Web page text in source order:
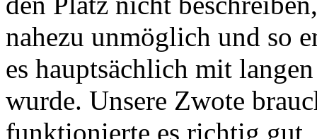
nahezu unmöglich und so
es hauptsächlich mit
wurde. Unsere Zwote
funktionierte es richtig